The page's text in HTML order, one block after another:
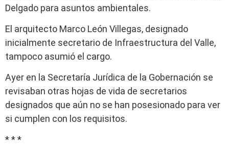
Delgado para asuntos ambientales.
El arquitecto Marco León Villegas, designado
inicialmente secretario de Infraestructura del Valle,
tampoco asumió el cargo.
Ayer en la Secretaría Jurídica de la Gobernación se
revisaban otras hojas de vida de secretarios
designados que aún no se han posesionado para ver
si cumplen con los requisitos.
* * *